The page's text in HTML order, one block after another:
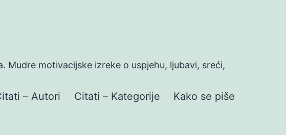
motivacijske izreke o uspjehu, ljubavi, sreći,
– Autori Citati – Kategorije Kako se piše